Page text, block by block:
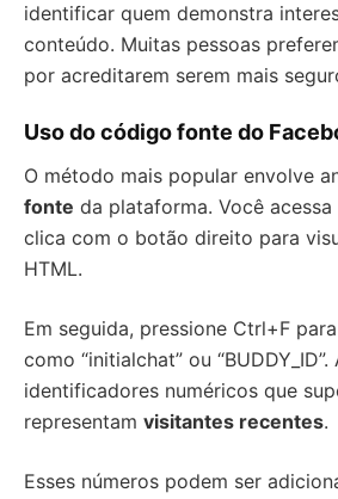
identificar quem demonstra
conteúdo. Muitas pessoas
por acreditarem serem mais
Uso do código fonte do
O método mais popular envolve
fonte da plataforma. Você acessa
clica com o botão direito para
HTML.
Em seguida, pressione Ctrl+F
como “initialchat” ou
identificadores numéricos que
representam visitantes recentes.
Esses números podem ser